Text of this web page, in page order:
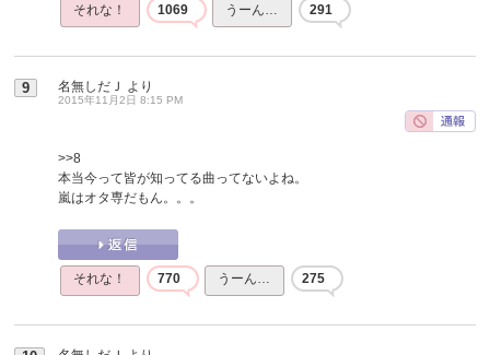
それな！ 1069 うーん… 291
9 名無しだＪ より
2015年11月2日 8:15 PM
>>8
本当今って皆が知ってる曲ってないよね。
嵐はオタ専だもん。。。
それな！ 770 うーん… 275